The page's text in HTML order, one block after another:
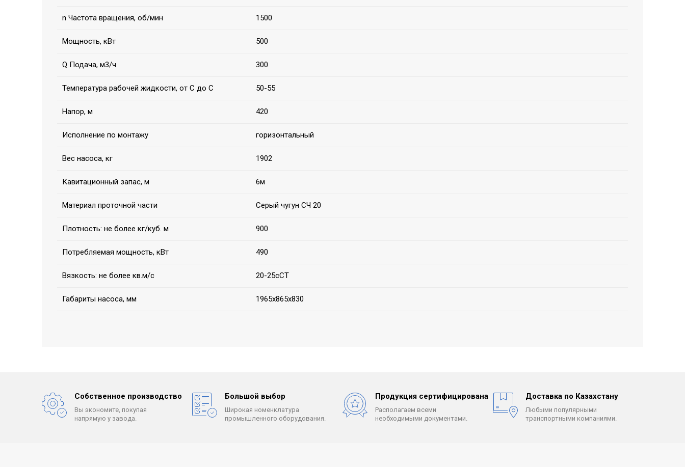
n Частота вращения, об/мин 1500
Мощность, кВт 500
Q Подача, м3/ч 300
Температура рабочей жидкости, от С до С 50-55
Напор, м 420
Исполнение по монтажу горизонтальный
Вес насоса, кг 1902
Кавитационный запас, м 6м
Материал проточной части Серый чугун СЧ 20
Плотность: не более кг/куб. м 900
Потребляемая мощность, кВт 490
Вязкость: не более кв.м/с 20-25сСТ
Габариты насоса, мм 1965х865х830
Собственное производство
Вы экономите, покупая
напрямую у завода.
Большой выбор
Широкая номенклатура
промышленного оборудования.
Продукция сертифицирована
Располагаем всеми
необходимыми документами.
Доставка по Казахстану
Любыми популярными
транспортными компаниями.